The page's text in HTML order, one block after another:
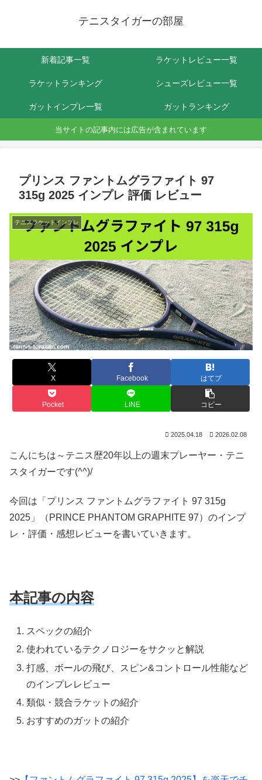
テニスタイガーの部屋
新着記事一覧 ラケットレビュー一覧
ラケットランキング シューズレビュー一覧
ガットインプレ一覧 ガットランキング
当サイトの記事内には広告が含まれています
プリンス ファントムグラファイト 97
315g 2025 インプレ 評価 レビュー
テニスラケットインプレ
X Facebook はてブ
Pocket LINE コピー
2025.04.18 2026.02.08
こんにちは～テニス歴20年以上の週末プレーヤー・テニ
スタイガーです(^^)/
今回は「プリンス ファントムグラファイト 97 315g
2025」（PRINCE PHANTOM GRAPHITE 97）のインプ
レ・評価・感想レビューを書いていきます。
本記事の内容
スペックの紹介
使われているテクノロジーをサクッと解説
打感、ボールの飛び、スピン&コントロール性能など
のインプレレビュー
類似・競合ラケットの紹介
おすすめのガットの紹介